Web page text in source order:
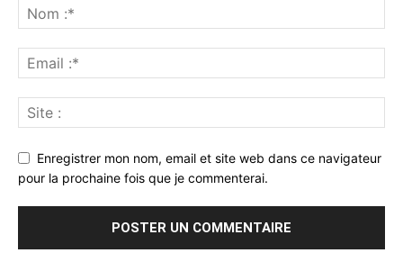
Enregistrer mon nom, email et site web dans ce navigateur
pour la prochaine fois que je commenterai.